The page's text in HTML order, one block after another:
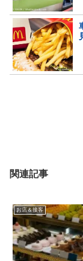
関連記事
お店＆接客